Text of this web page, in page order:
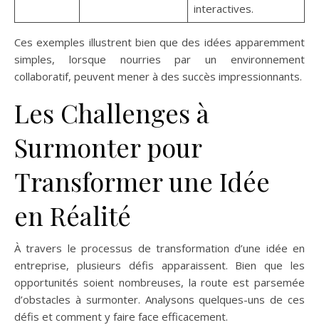
interactives.
Ces exemples illustrent bien que des idées apparemment
simples, lorsque nourries par un environnement
collaboratif, peuvent mener à des succès impressionnants.
Les Challenges à
Surmonter pour
Transformer une Idée
en Réalité
À travers le processus de transformation d’une idée en
entreprise, plusieurs défis apparaissent. Bien que les
opportunités soient nombreuses, la route est parsemée
d’obstacles à surmonter. Analysons quelques-uns de ces
défis et comment y faire face efficacement.